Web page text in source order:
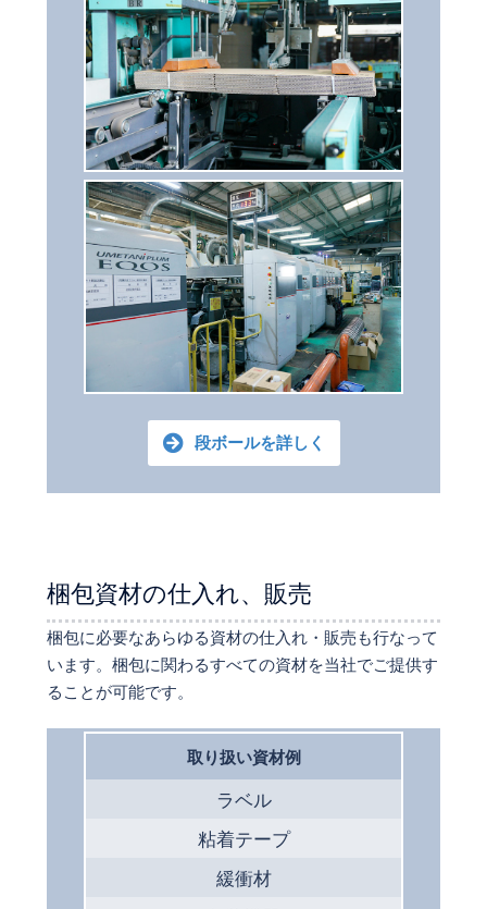
段ボールを詳しく
梱包資材の仕入れ、販売
梱包に必要なあらゆる資材の仕入れ・販売も行なって
います。梱包に関わるすべての資材を当社でご提供す
ることが可能です。
取り扱い資材例
ラベル
粘着テープ
緩衝材